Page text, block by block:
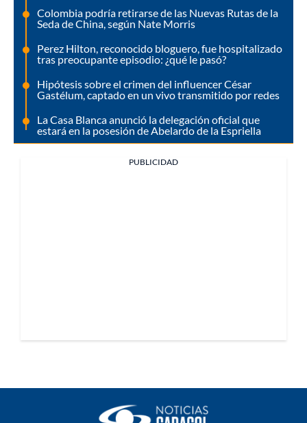
Colombia podría retirarse de las Nuevas Rutas de la
Seda de China, según Nate Morris
Perez Hilton, reconocido bloguero, fue hospitalizado
tras preocupante episodio: ¿qué le pasó?
Hipótesis sobre el crimen del influencer César
Gastélum, captado en un vivo transmitido por redes
La Casa Blanca anunció la delegación oficial que
estará en la posesión de Abelardo de la Espriella
PUBLICIDAD